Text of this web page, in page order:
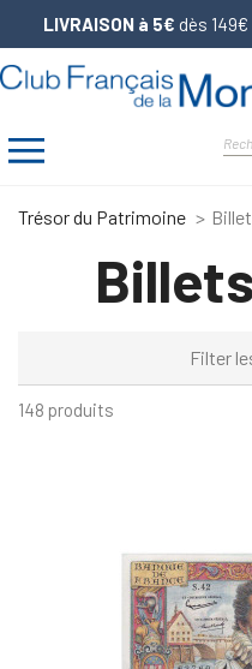
LIVRAISON à 5€ dès 149€
Trésor du Patrimoine
Filter
148 produits